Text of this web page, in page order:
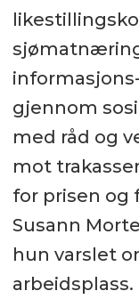
gjennom
med råd og
mot
for prisen og
Susann
hun varslet
arbeidsplass.